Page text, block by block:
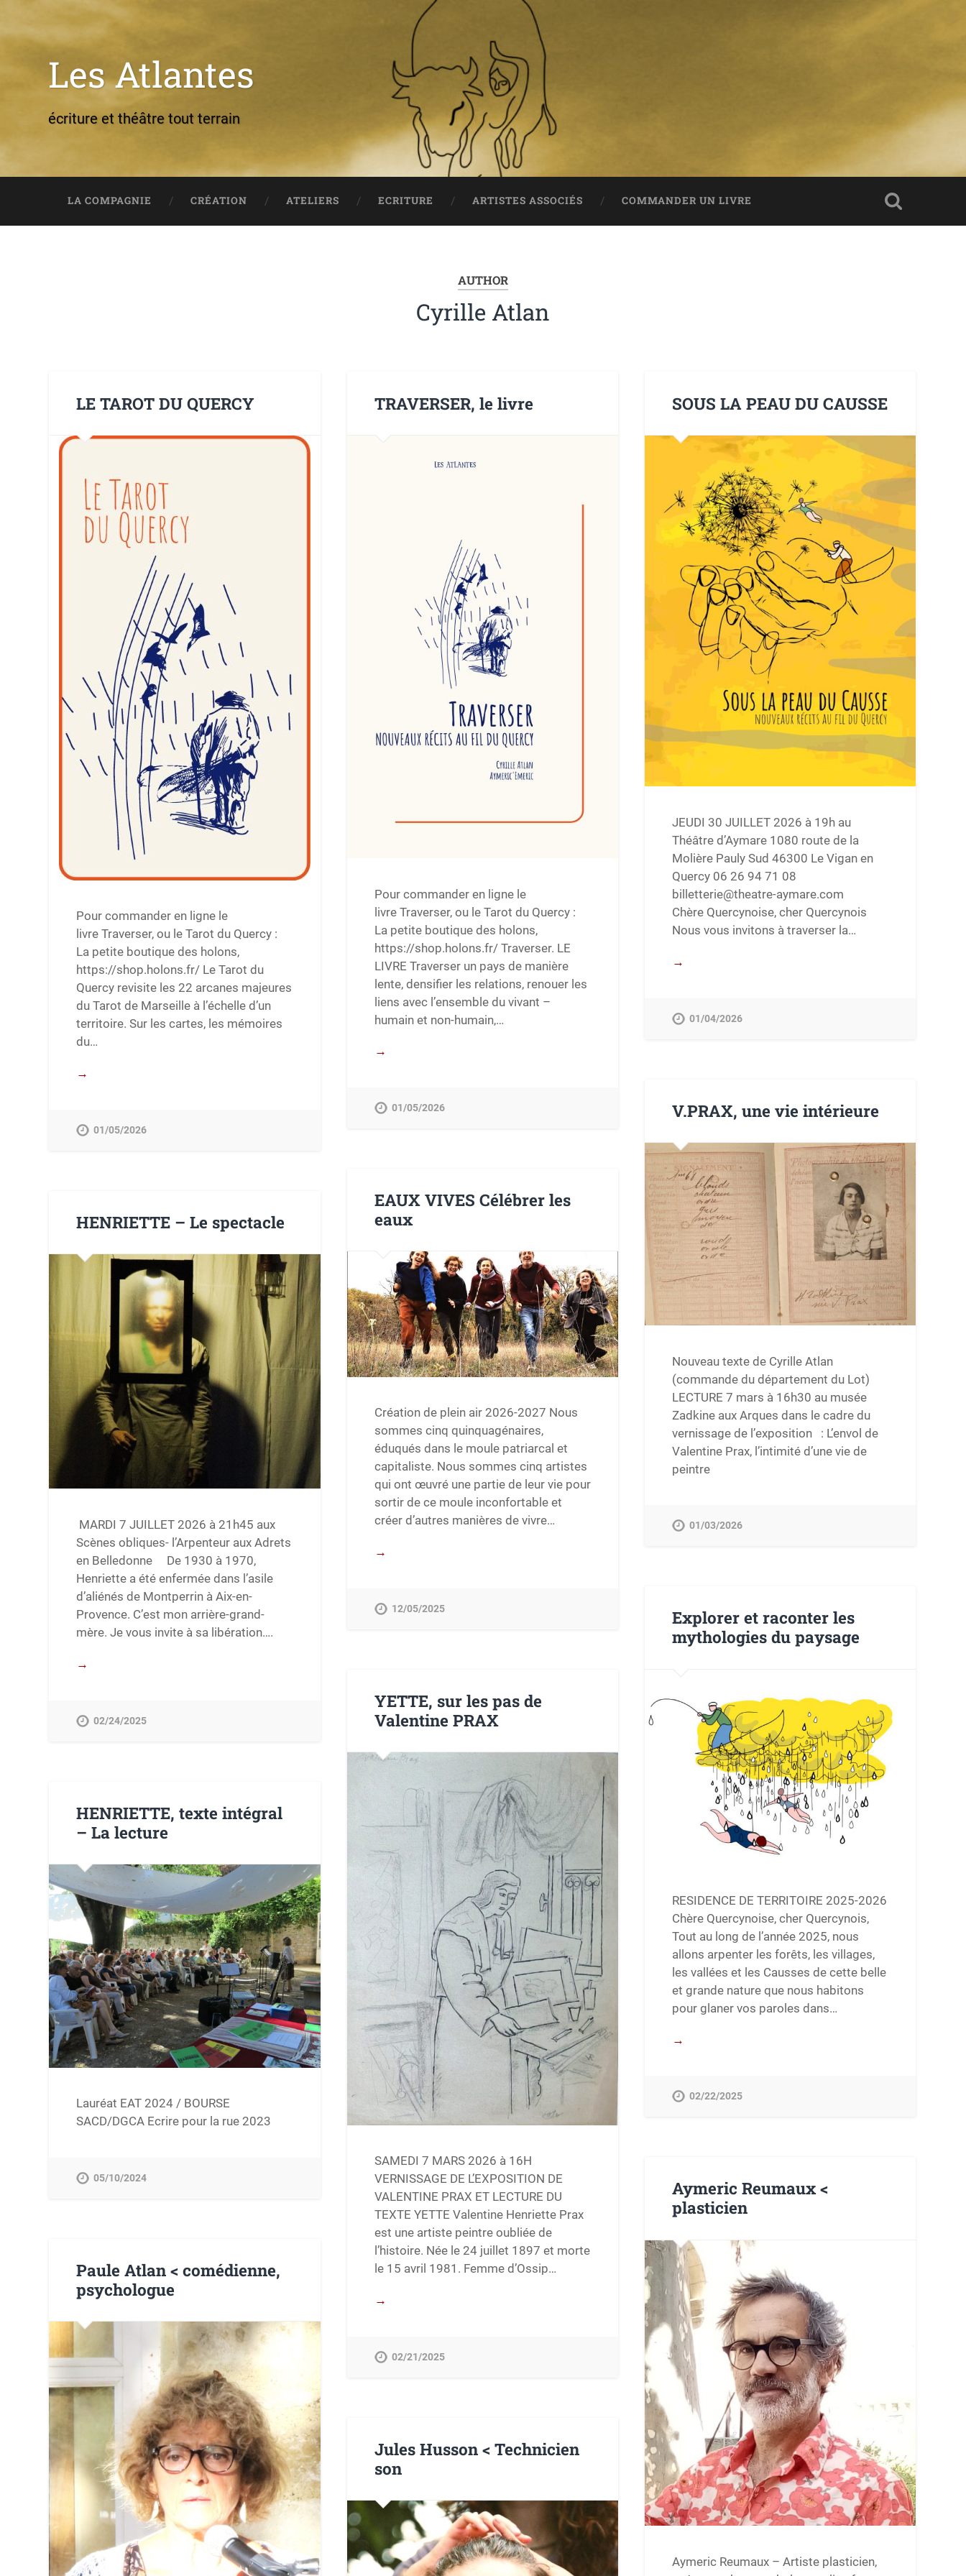
Les Atlantes
écriture et théâtre tout terrain
LA COMPAGNIE CRÉATION ATELIERS ECRITURE ARTISTES ASSOCIÉS COMMANDER UN LIVRE
AUTHOR
Cyrille Atlan
LE TAROT DU QUERCY
Pour commander en ligne le
livre Traverser, ou le Tarot du Quercy :
La petite boutique des holons,
https://shop.holons.fr/ Le Tarot du
Quercy revisite les 22 arcanes majeures
du Tarot de Marseille à l’échelle d’un
territoire. Sur les cartes, les mémoires
du…
→
01/05/2026
TRAVERSER, le livre
Pour commander en ligne le
livre Traverser, ou le Tarot du Quercy :
La petite boutique des holons,
https://shop.holons.fr/ Traverser. LE
LIVRE Traverser un pays de manière
lente, densifier les relations, renouer les
liens avec l’ensemble du vivant –
humain et non-humain,…
→
01/05/2026
SOUS LA PEAU DU CAUSSE
JEUDI 30 JUILLET 2026 à 19h au
Théâtre d’Aymare 1080 route de la
Molière Pauly Sud 46300 Le Vigan en
Quercy ​06 26 94 71 08
billetterie@theatre-aymare.com
Chère Quercynoise, cher Quercynois
Nous vous invitons à traverser la…
→
01/04/2026
V.PRAX, une vie intérieure
Nouveau texte de Cyrille Atlan
(commande du département du Lot)
LECTURE 7 mars à 16h30 au musée
Zadkine aux Arques dans le cadre du
vernissage de l’exposition : L’envol de
Valentine Prax, l’intimité d’une vie de
peintre
01/03/2026
EAUX VIVES Célébrer les
eaux
Création de plein air 2026-2027 Nous
sommes cinq quinquagénaires,
éduqués dans le moule patriarcal et
capitaliste. Nous sommes cinq artistes
qui ont œuvré une partie de leur vie pour
sortir de ce moule inconfortable et
créer d’autres manières de vivre…
→
12/05/2025
HENRIETTE – Le spectacle
MARDI 7 JUILLET 2026 à 21h45 aux
Scènes obliques- l’Arpenteur aux Adrets
en Belledonne De 1930 à 1970,
Henriette a été enfermée dans l’asile
d’aliénés de Montperrin à Aix-en-
Provence. C’est mon arrière-grand-
mère. Je vous invite à sa libération….
→
02/24/2025
Explorer et raconter les
mythologies du paysage
RESIDENCE DE TERRITOIRE 2025-2026
Chère Quercynoise, cher Quercynois,
Tout au long de l’année 2025, nous
allons arpenter les forêts, les villages,
les vallées et les Causses de cette belle
et grande nature que nous habitons
pour glaner vos paroles dans…
→
02/22/2025
YETTE, sur les pas de
Valentine PRAX
SAMEDI 7 MARS 2026 à 16H
VERNISSAGE DE L’EXPOSITION DE
VALENTINE PRAX ET LECTURE DU
TEXTE YETTE Valentine Henriette Prax
est une artiste peintre oubliée de
l’histoire. Née le 24 juillet 1897 et morte
le 15 avril 1981. Femme d’Ossip…
→
02/21/2025
HENRIETTE, texte intégral
– La lecture
Lauréat EAT 2024 / BOURSE
SACD/DGCA Ecrire pour la rue 2023
05/10/2024
Aymeric Reumaux <
plasticien
Aymeric Reumaux – Artiste plasticien,
Paule Atlan < comédienne,
psychologue
Jules Husson < Technicien
son